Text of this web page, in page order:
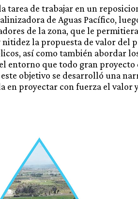
tarea de trabajar en un
de Aguas Pacífico,
de la zona, que le permitiera
la propuesta de valor del
así como también abordar
entorno que todo gran proyecto
objetivo se desarrolló una
en proyectar con fuerza el valor